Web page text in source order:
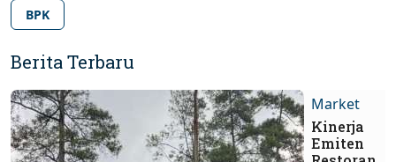
BPK
Berita Terbaru
Market
Kinerja
Emiten